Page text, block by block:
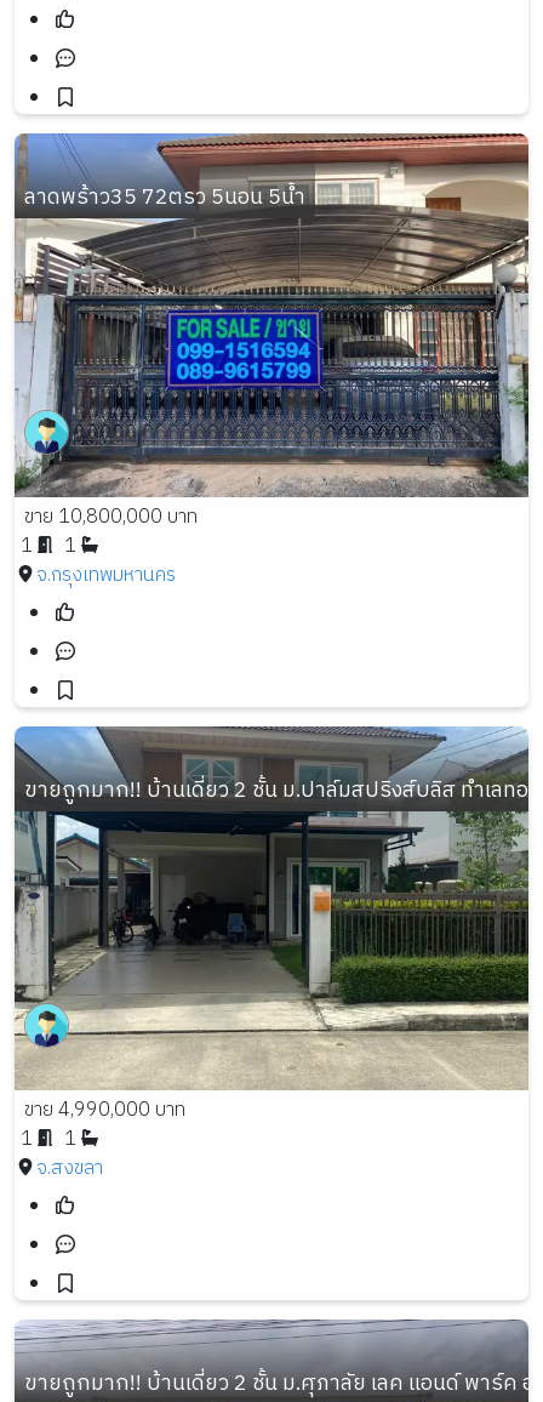
ลาดพร้าว35 72ตรว 5นอน 5น้ำ
ขาย 10,800,000 บาท
1
1
จ.กรุงเทพมหานคร
ขายถูกมาก!! บ้านเดี่ยว 2 ชั้น ม.ปาล์มสปริงส์บลิส ทำเลทอ
ขาย 4,990,000 บาท
1
1
จ.สงขลา
ขายถูกมาก!! บ้านเดี่ยว 2 ชั้น ม.ศุภาลัย เลค แอนด์ พาร์ค อ.